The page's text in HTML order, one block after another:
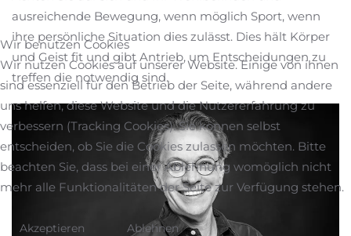
ausreichende Bewegung, wenn möglich Sport, wenn
ihre persönliche Situation dies zulässt. Dies hält Körper
und Geist fit und gibt Antrieb, um Entscheidungen zu
treffen die notwendig sind.
Wir benutzen Cookies
Wir nutzen Cookies auf unserer Website. Einige von ihnen
sind essenziell für den Betrieb der Seite, während andere
uns helfen, diese Website und die Nutzererfahrung zu
verbessern (Tracking Cookies). Sie können selbst
entscheiden, ob Sie die Cookies zulassen möchten. Bitte
beachten Sie, dass bei einer Ablehnung womöglich nicht
mehr alle Funktionalitäten der Seite zur Verfügung stehen.
Akzeptieren Ablehnen